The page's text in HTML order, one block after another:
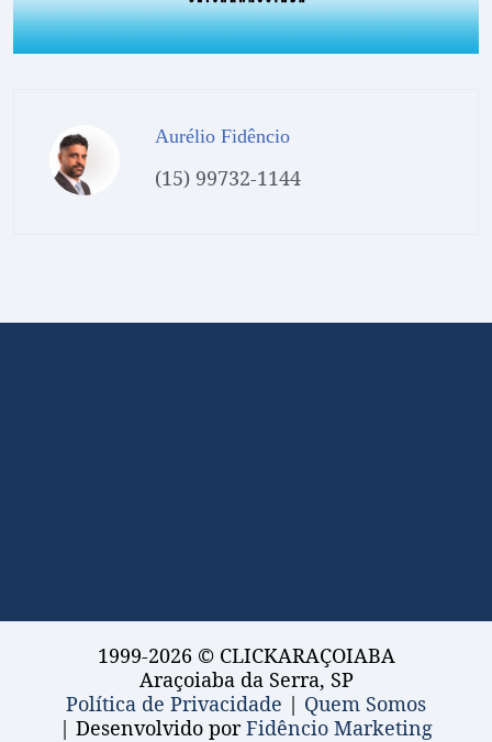
Aurélio Fidêncio
(15) 99732-1144
1999-2026 © CLICKARAÇOIABA
Araçoiaba da Serra, SP
Política de Privacidade | Quem Somos
| Desenvolvido porFidêncio Marketing